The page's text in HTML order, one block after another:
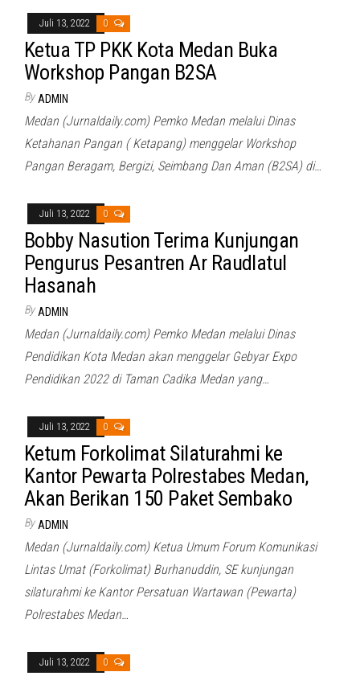
Juli 13, 2022 0
Ketua TP PKK Kota Medan Buka
Workshop Pangan B2SA
By ADMIN
Medan (Jurnaldaily.com) Pemko Medan melalui Dinas
Ketahanan Pangan ( Ketapang) menggelar Workshop
Pangan Beragam, Bergizi, Seimbang Dan Aman (B2SA) di…
Juli 13, 2022 0
Bobby Nasution Terima Kunjungan
Pengurus Pesantren Ar Raudlatul
Hasanah
By ADMIN
Medan (Jurnaldaily.com) Pemko Medan melalui Dinas
Pendidikan Kota Medan akan menggelar Gebyar Expo
Pendidikan 2022 di Taman Cadika Medan yang…
Juli 13, 2022 0
Ketum Forkolimat Silaturahmi ke
Kantor Pewarta Polrestabes Medan,
Akan Berikan 150 Paket Sembako
By ADMIN
Medan (Jurnaldaily.com) Ketua Umum Forum Komunikasi
Lintas Umat (Forkolimat) Burhanuddin, SE kunjungan
silaturahmi ke Kantor Persatuan Wartawan (Pewarta)
Polrestabes Medan…
Juli 13, 2022 0